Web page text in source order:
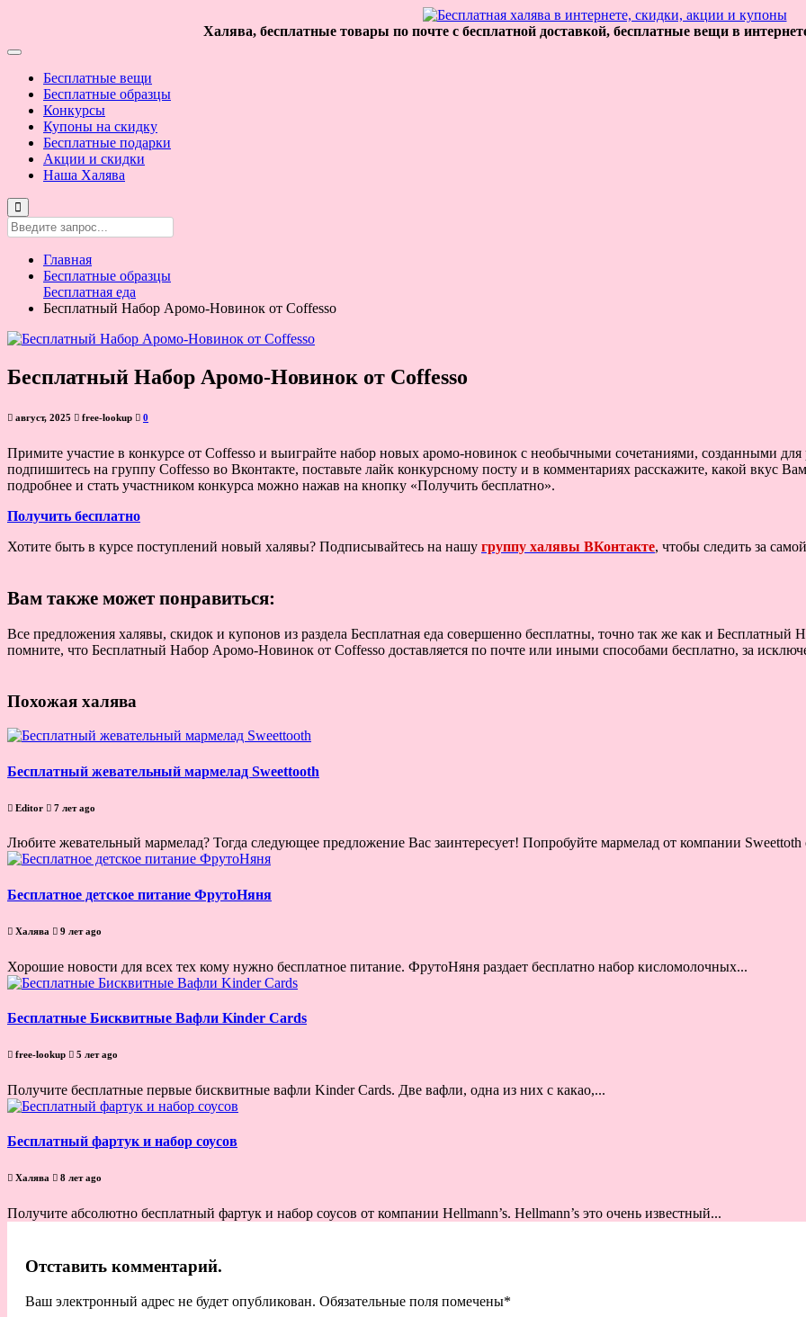
Халява, бесплатные товары по почте с бесплатной доставкой, бесплатные вещи в
Бесплатные вещи
Бесплатные образцы
Конкурсы
Купоны на скидку
Бесплатные подарки
Акции и скидки
Наша Халява
Главная
Бесплатные образцы
Бесплатная еда
Бесплатный Набор Аромо-Новинок от Coffesso
Бесплатный Набор Аромо-Новинок от Coffesso
август, 2025 free-lookup 0
Примите участие в конкурсе от Coffesso и выиграйте набор новых аромо-новинок с необычными сочетаниями, созданными для
подпишитесь на группу Coffesso во Вконтакте, поставьте лайк конкурсному посту и в комментариях расскажите, какой вкус
подробнее и стать участником конкурса можно нажав на кнопку «Получить бесплатно».
Получить бесплатно
Хотите быть в курсе поступлений новый халявы? Подписывайтесь на нашу группу халявы ВКонтакте, чтобы следить за
Вам также может понравиться:
Все предложения халявы, скидок и купонов из раздела Бесплатная еда совершенно бесплатны, точно так же как и
помните, что Бесплатный Набор Аромо-Новинок от Coffesso доставляется по почте или иными способами бесплатно, за
Похожая халява
Бесплатный жевательный мармелад Sweettooth
Editor 7 лет ago
Любите жевательный мармелад? Тогда следующее предложение Вас заинтересует! Попробуйте мармелад от компании
Бесплатное детское питание ФрутоНяня
Халява 9 лет ago
Хорошие новости для всех тех кому нужно бесплатное питание. ФрутоНяня раздает бесплатно набор кисломолочных...
Бесплатные Бисквитные Вафли Kinder Cards
free-lookup 5 лет ago
Получите бесплатные первые бисквитные вафли Kinder Cards. Две вафли, одна из них с какао,...
Бесплатный фартук и набор соусов
Халява 8 лет ago
Получите абсолютно бесплатный фартук и набор соусов от компании Hellmann’s. Hellmann’s это очень известный...
Отставить комментарий.
Ваш электронный адрес не будет опубликован. Обязательные поля помечены*